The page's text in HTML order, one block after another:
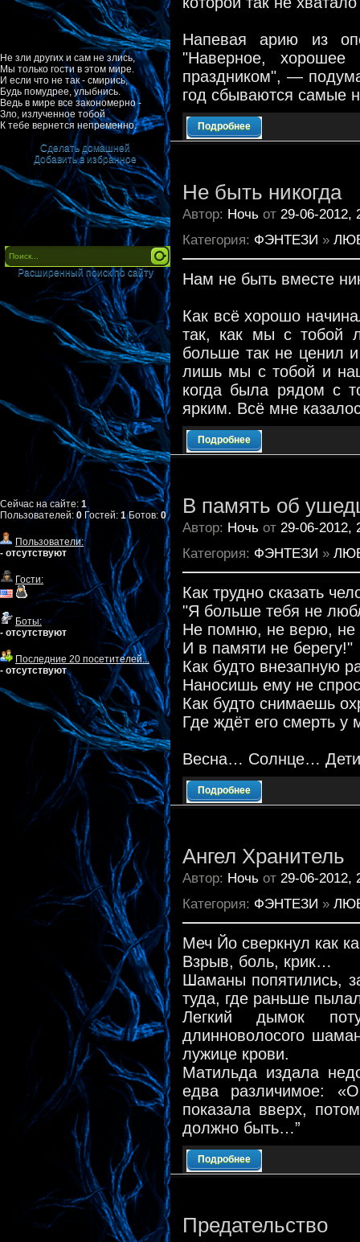
Не зли других и сам не злись,
Мы только гости в этом мире.
И если что не так - смирись,
Будь помудрее, улыбнись.
Ведь в мире все закономерно -
Зло, излученное тобой
К тебе вернется непременно.
Сделать домашней
|
Добавить в избранное
Расширенный поиск по сайту
Сейчас на сайте: 1
Пользователей:0 Гостей: 1Ботов:0
Пользователи:
- отсутствуют
Гости:
Боты:
- отсутствуют
Последние 20 посетителей...
- отсутствуют
Напевая арию из
"Наверное, хорошее
праздником", —
год сбываются самые
Подробнее
Не быть никогда
Автор: Ночь от 29-06-2012,
Категория: ФЭНТЕЗИ »
Нам не быть вместе
Как всё хорошо
так, как мы с тобой
больше так не ценил
лишь мы с тобой и
когда была рядом с
ярким. Всё мне
Подробнее
В память об
Автор: Ночь от 29-06-2012,
Категория: ФЭНТЕЗИ »
Как трудно сказать
"Я больше тебя не
Не помню, не верю, не
И в памяти не берегу!"
Как будто внезапную
Наносишь ему не
Как будто снимаешь
Где ждёт его смерть
Весна… Солнце…
Подробнее
Ангел Хранитель
Автор: Ночь от 29-06-2012,
Категория: ФЭНТЕЗИ »
Меч Йо сверкнул как
Взрыв, боль, крик…
Шаманы попятились,
туда, где раньше
Легкий дымок
длинноволосого
лужице крови.
Матильда издала
едва различимое:
показала вверх,
должно быть…”
Подробнее
Предательство